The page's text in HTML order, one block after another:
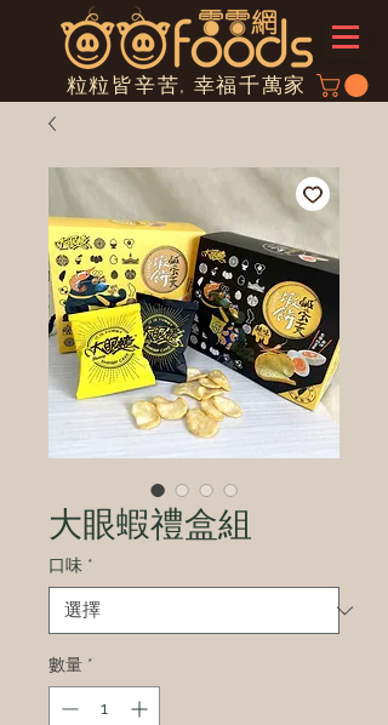
粒粒皆辛苦, 幸福千萬家
大眼蝦禮盒組
口味 *
數量 *